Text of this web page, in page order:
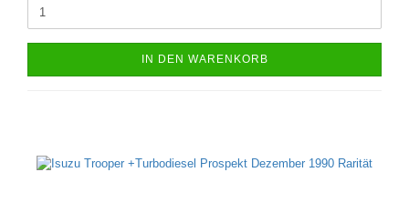
IN DEN WARENKORB